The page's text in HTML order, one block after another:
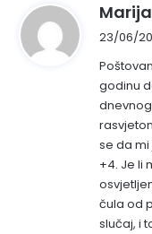
Marija
23/06/
godinu
se da
+4. Je li
čula od
slučaj, i